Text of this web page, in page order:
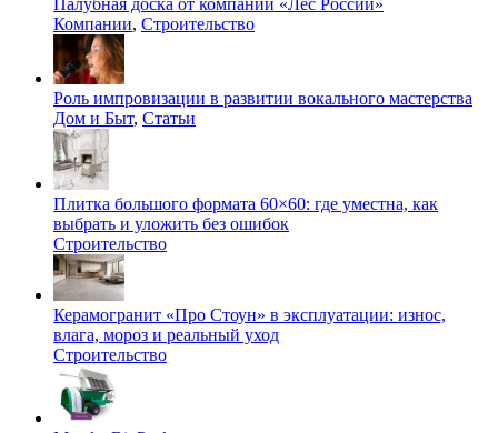
Компании, Строительство
Роль импровизации в развитии вокального мастерства
Дом и Быт, Статьи
Плитка большого формата 60×60: где уместна, как
выбрать и уложить без ошибок
Строительство
Керамогранит «Про Стоун» в эксплуатации: износ,
влага, мороз и реальный уход
Строительство